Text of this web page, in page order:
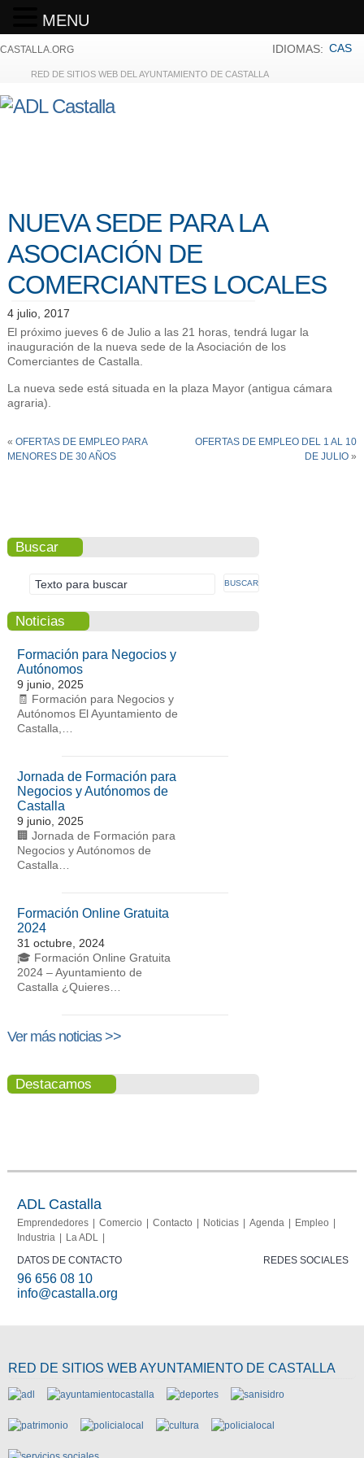
CASTALLA.ORG
RED DE SITIOS WEB DEL AYUNTAMIENTO DE CASTALLA
IDIOMAS: CAS
NUEVA SEDE PARA LA
ASOCIACIÓN DE
COMERCIANTES LOCALES
4 julio, 2017
El próximo jueves 6 de Julio a las 21 horas, tendrá lugar la
inauguración de la nueva sede de la Asociación de los
Comerciantes de Castalla.
La nueva sede está situada en la plaza Mayor (antigua cámara
agraria).
« OFERTAS DE EMPLEO PARA
MENORES DE 30 AÑOS
OFERTAS DE EMPLEO DEL 1 AL 10
DE JULIO »
Buscar
Noticias
Formación para Negocios y
Autónomos
9 junio, 2025
🧾 Formación para Negocios y
Autónomos El Ayuntamiento de
Castalla,…
Jornada de Formación para
Negocios y Autónomos de
Castalla
9 junio, 2025
🏢 Jornada de Formación para
Negocios y Autónomos de
Castalla…
Formación Online Gratuita
2024
31 octubre, 2024
🎓 Formación Online Gratuita
2024 – Ayuntamiento de
Castalla ¿Quieres…
Ver más noticias >>
Destacamos
Memoria
Portal del
ADL Castalla
Emprendedores Comercio Contacto Noticias Agenda
Empleo
Industria
La ADL
DATOS DE CONTACTO
96 656 08 10
info@castalla.org
REDES SOCIALES
RED DE SITIOS WEB AYUNTAMIENTO DE CASTALLA
MENU